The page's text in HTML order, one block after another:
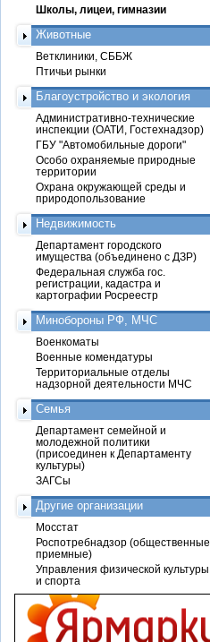
Школы, лицеи, гимназии
Животные
Ветклиники, СББЖ
Птичьи рынки
Благоустройство и экология
Административно-технические
инспекции (ОАТИ, Гостехнадзор)
ГБУ "Автомобильные дороги"
Особо охраняемые природные
территории
Охрана окружающей среды и
природопользование
Недвижимость
Департамент городского
имущества (объединено с ДЗР)
Федеральная служба гос.
регистрации, кадастра и
картографии Росреестр
Минобороны РФ, МЧС
Военкоматы
Военные комендатуры
Территориальные отделы
надзорной деятельности МЧС
Семья
Департамент семейной и
молодежной политики
(присоединен к Департаменту
культуры)
ЗАГСы
Другие организации
Мосстат
Роспотребнадзор (общественные
приемные)
Управления физической культуры
и спорта